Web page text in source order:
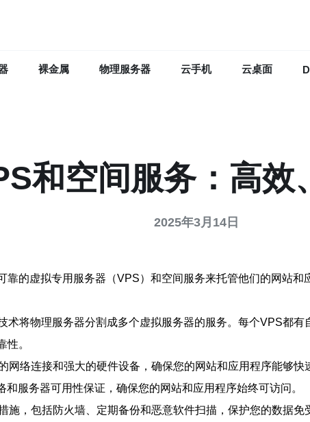
裸金属 物理服务器 云手机 云桌面
和空间服务：高效
2025年3月14日
的虚拟专用服务器（VPS）和空间服务来托管他们的网站
将物理服务器分割成多个虚拟服务器的服务。每个VPS都
。
络连接和强大的硬件设备，确保您的网站和应用程序能够快
服务器可用性保证，确保您的网站和应用程序始终可访问。
，包括防火墙、定期备份和恶意软件扫描，保护您的数据免